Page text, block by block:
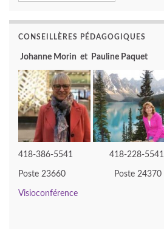
CONSEILLÈRES PÉDAGOGIQUES
Johanne Morin et Pauline Paquet
418-386-5541 418-228-5541
Poste 23660 Poste 24370
Visioconférence